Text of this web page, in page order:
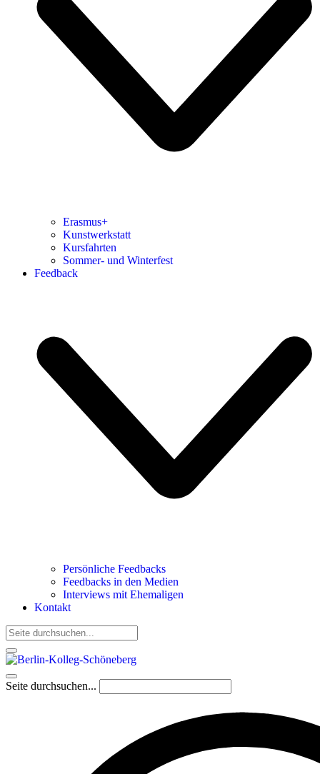
Erasmus+
Kunstwerkstatt
Kursfahrten
Sommer- und Winterfest
Feedback
Persönliche Feedbacks
Feedbacks in den Medien
Interviews mit Ehemaligen
Kontakt
Seite durchsuchen...